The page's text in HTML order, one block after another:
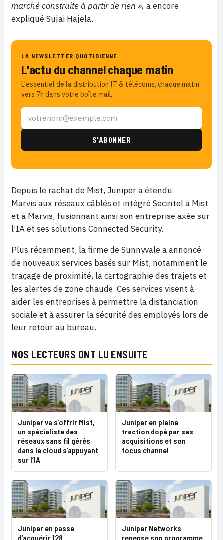
marché construite à partir de rien », a encore
expliqué Sujai Hajela.
LA NEWSLETTER QUOTIDIENNE
L'actu du channel chaque matin
L'essentiel de la distribution IT & télécoms, chaque matin
vers 7h dans votre boîte mail.
Depuis le rachat de Mist, Juniper a étendu
Marvis aux réseaux câblés et intégré Secintel à Mist
et à Marvis, fusionnant ainsi son entreprise axée sur
l’IA et ses solutions Connected Security.
Plus récemment, la firme de Sunnyvale a annoncé
de nouveaux services basés sur Mist, notamment le
traçage de proximité, la cartographie des trajets et
les alertes de zone chaude. Ces services visent à
aider les entreprises à permettre la distanciation
sociale et à assurer la sécurité des employés lors de
leur retour au bureau.
NOS LECTEURS ONT LU ENSUITE
Juniper va s’offrir Mist,
un spécialiste des
réseaux sans fil gérés
dans le cloud s’appuyant
sur l’IA
Juniper en pleine
traction dopé par ses
acquisitions et son
focus channel
Juniper en passe
d’acquérir 128
Juniper Networks
repense son programme